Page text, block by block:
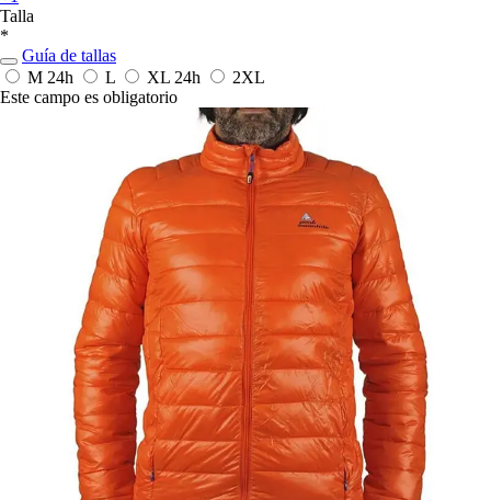
Talla
*
Guía de tallas
M 24h L XL 24h
2XL
Este campo es obligatorio